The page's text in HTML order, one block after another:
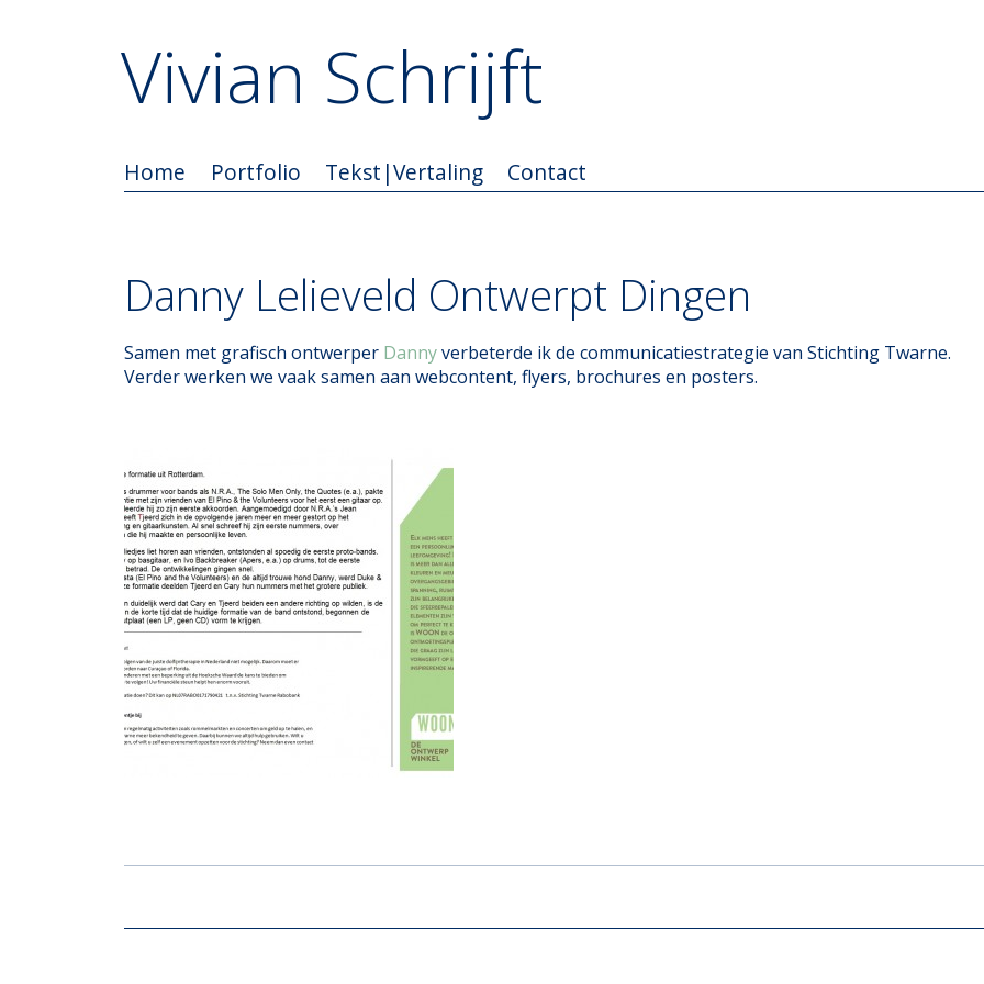
Vivian Schrijft
Home Portfolio Tekst|Vertaling Contact
Danny Lelieveld Ontwerpt Dingen
Samen met grafisch ontwerper Dannyverbeterde ik de communicatiestrategie van Stichting Twarne.
Verder werken we vaak samen aan webcontent, flyers, brochures en posters.